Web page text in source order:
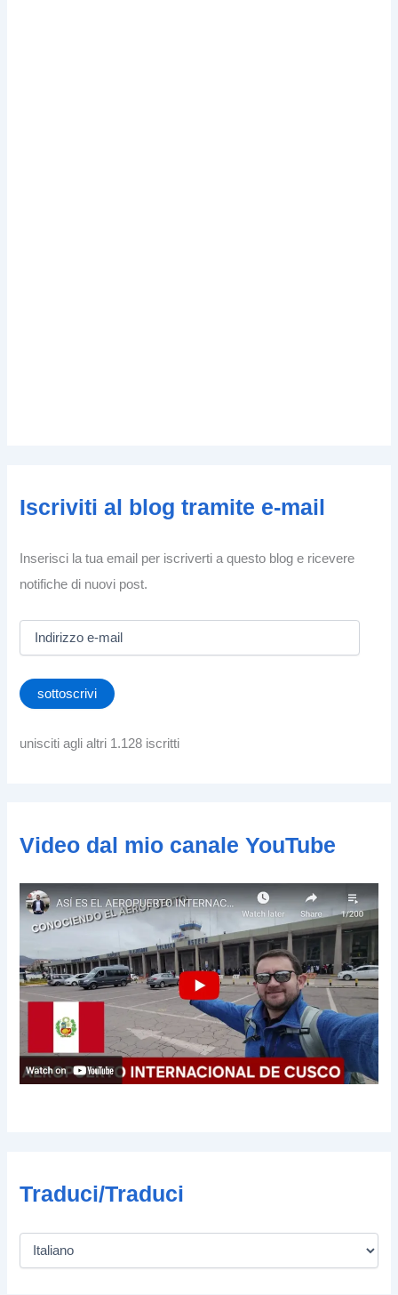
Iscriviti al blog tramite e-mail
Inserisci la tua email per iscriverti a questo blog e ricevere
notifiche di nuovi post.
i
r
z
a
sottoscrivi
unisciti agli altri 1.128 iscritti
Video dal mio canale YouTube
Traduci/Traduci